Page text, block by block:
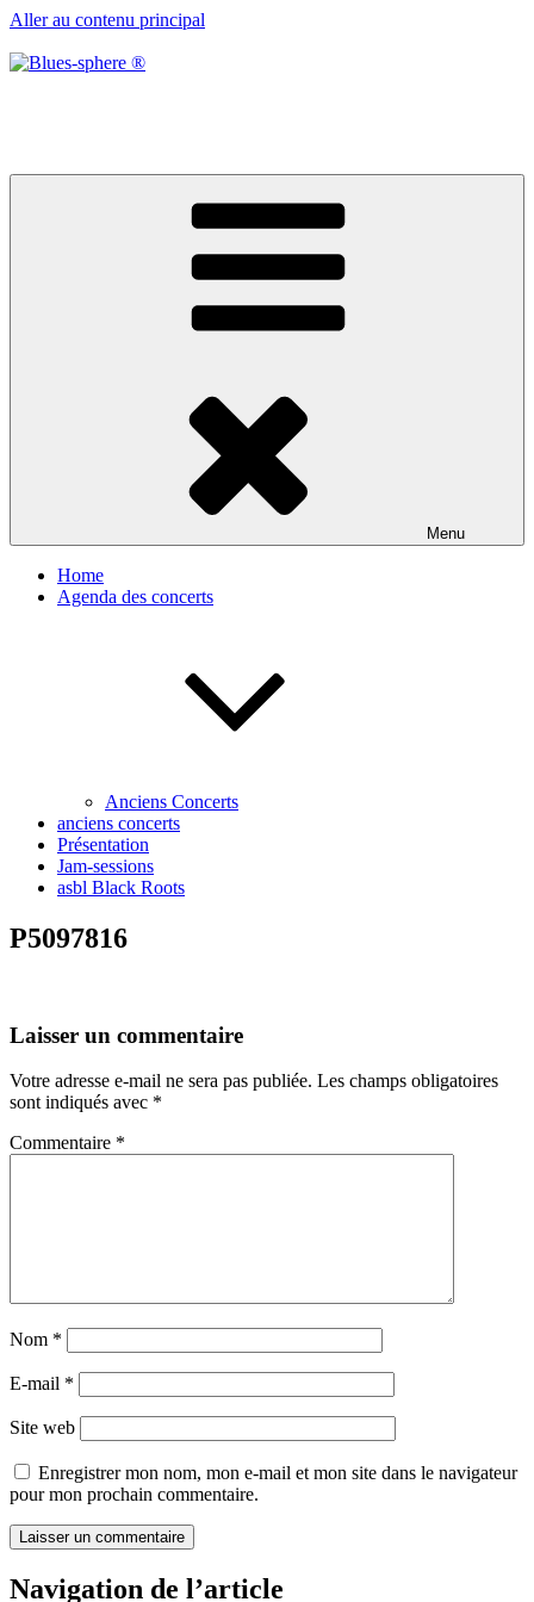
Aller au contenu principal
Menu
Home
Agenda des concerts
Anciens Concerts
anciens concerts
Présentation
Jam-sessions
asbl Black Roots
P5097816
Laisser un commentaire
Votre adresse e-mail ne sera pas publiée. Les champs obligatoires
sont indiqués avec *
Commentaire *
Nom *
E-mail *
Site web
Enregistrer mon nom, mon e-mail et mon site dans le navigateur
pour mon prochain commentaire.
Navigation de l’article